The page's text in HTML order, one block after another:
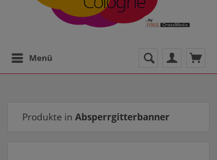
Menü
Produkte in Absperrgitterbanner